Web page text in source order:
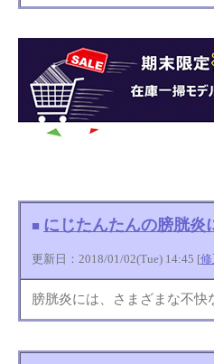
■ にじたんたんの膀胱炎
更新日：2018/01/02(Tue) 14:45 [
膀胱炎には、さまざまな不快